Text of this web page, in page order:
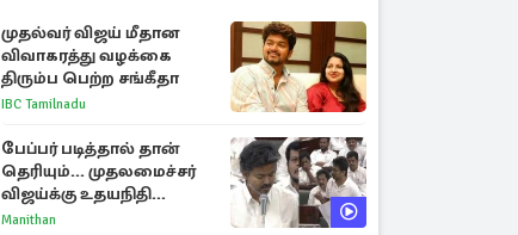
முதல்வர் விஜய் மீதான
விவாகரத்து வழக்கை
திரும்ப பெற்ற சங்கீதா
IBC Tamilnadu
பேப்பர் படித்தால் தான்
தெரியும்... முதலமைச்சர்
விஜய்க்கு உதயநிதி
ஸ்டாலின் பதிலடி
Manithan